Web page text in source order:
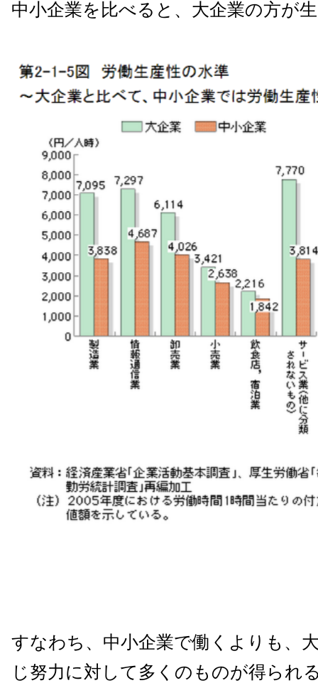
中小企業を比べると、大企業の方が
すなわち、中小企業で働くよりも、
じ努力に対して多くのものが得られ